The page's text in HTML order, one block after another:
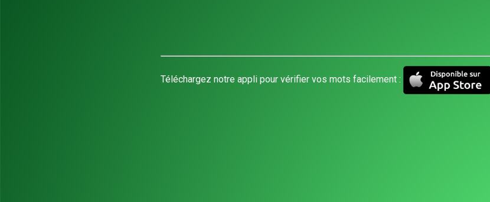
Téléchargez notre appli pour vérifier vos mots facilement :